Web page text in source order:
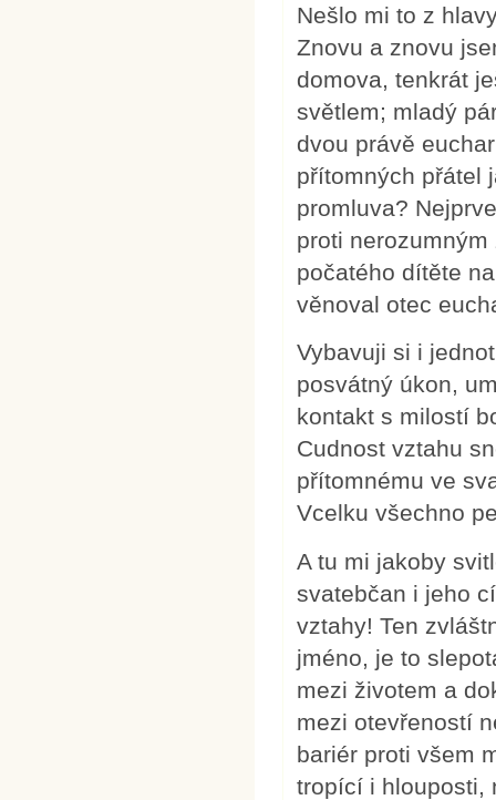
Nešlo mi to z
Znovu a znovu
domova, tenkrát
světlem; mladý
dvou právě
přítomných přátel
promluva?
proti
počatého dítěte
věnoval otec
Vybavuji si i
posvátný úkon,
kontakt s milostí
Cudnost vztahu
přítomnému ve
Vcelku všechno
A tu mi jakoby
svatebčan i jeho
vztahy! Ten
jméno, je to
mezi životem a
mezi otevřeností
bariér proti všem
tropící i hlouposti,